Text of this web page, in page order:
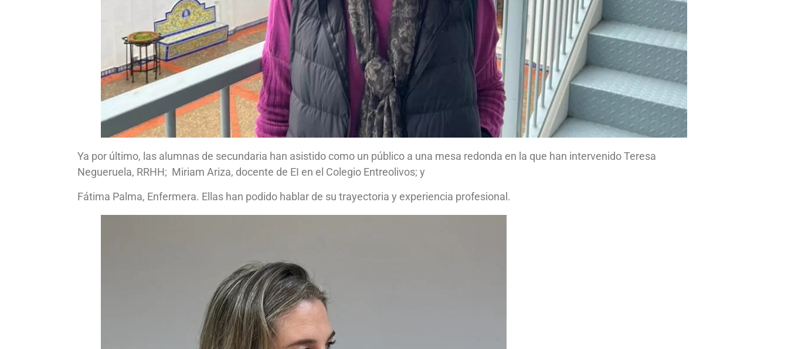
Ya por último, las alumnas de secundaria han asistido como un público a una mesa redonda en la que han intervenido Teresa
Negueruela, RRHH; Miriam Ariza, docente de EI en el Colegio Entreolivos; y
Fátima Palma, Enfermera. Ellas han podido hablar de su trayectoria y experiencia profesional.